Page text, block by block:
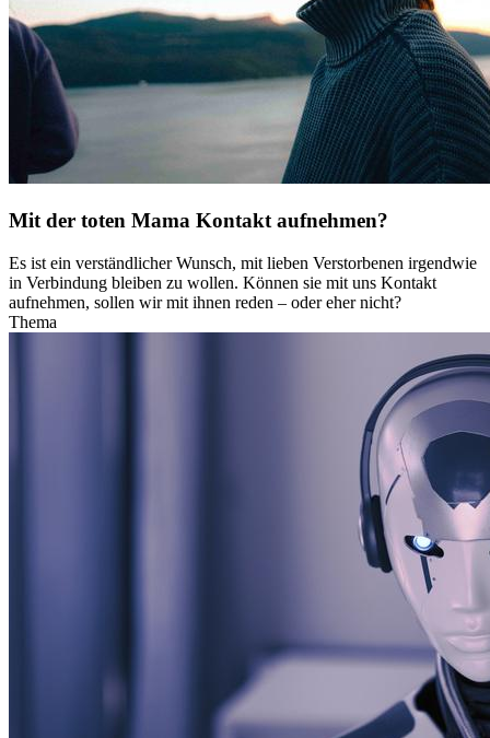
Mit der toten Mama Kontakt aufnehmen?
Es ist ein verständlicher Wunsch, mit lieben Verstorbenen irgendwie
in Verbindung bleiben zu wollen. Können sie mit uns Kontakt
aufnehmen, sollen wir mit ihnen reden – oder eher nicht?
Thema